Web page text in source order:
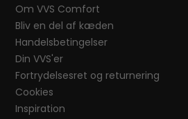
Om VVS Comfort
Bliv en del af kæden
Handelsbetingelser
Din VVS'er
Fortrydelsesret og returnering
Cookies
Inspiration